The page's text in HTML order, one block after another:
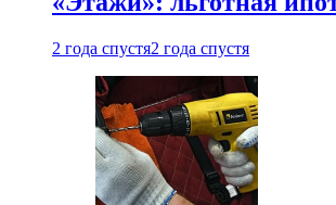
2 года спустя2 года спустя